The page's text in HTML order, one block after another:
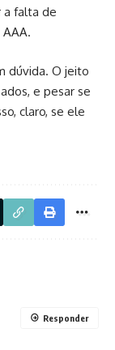
a falta de
dúvida. O jeito
e pesar se
claro, se ele
Responder